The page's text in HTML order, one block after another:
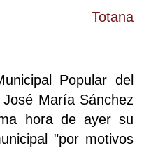
Totana
Popular del
María Sánchez
hora de ayer su
"por motivos